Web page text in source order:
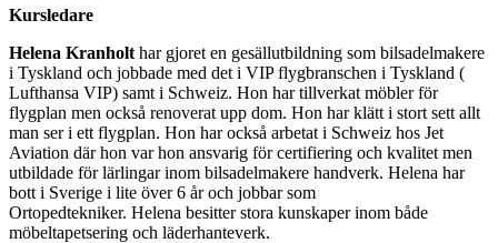
Kursledare
Helena Kranholt har gjoret en gesällutbildning som bilsadelmakere
i Tyskland och jobbade med det i VIP flygbranschen i Tyskland (
Lufthansa VIP) samt i Schweiz. Hon har tillverkat möbler för
flygplan men också renoverat upp dom. Hon har klätt i stort sett allt
man ser i ett flygplan. Hon har också arbetat i Schweiz hos Jet
Aviation där hon var hon ansvarig för certifiering och kvalitet men
utbildade för lärlingar inom bilsadelmakere handverk. Helena har
bott i Sverige i lite över 6 år och jobbar som
Ortopedtekniker. Helena besitter stora kunskaper inom både
möbeltapetsering och läderhanteverk.